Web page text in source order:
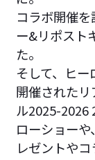
コラボ開催
ー&リポスト
た。
そして、ヒ
開催された
ル2025-2026
ローショー
レゼントや